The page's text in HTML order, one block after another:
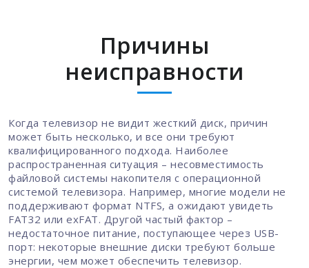
Причины
неисправности
Когда телевизор не видит жесткий диск, причин
может быть несколько, и все они требуют
квалифицированного подхода. Наиболее
распространенная ситуация – несовместимость
файловой системы накопителя с операционной
системой телевизора. Например, многие модели не
поддерживают формат NTFS, а ожидают увидеть
FAT32 или exFAT. Другой частый фактор –
недостаточное питание, поступающее через USB-
порт: некоторые внешние диски требуют больше
энергии, чем может обеспечить телевизор.